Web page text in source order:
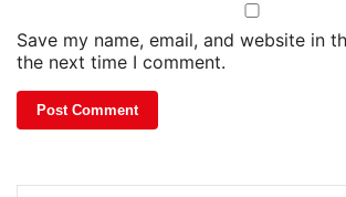
Save my name, email, and website in
the next time I comment.